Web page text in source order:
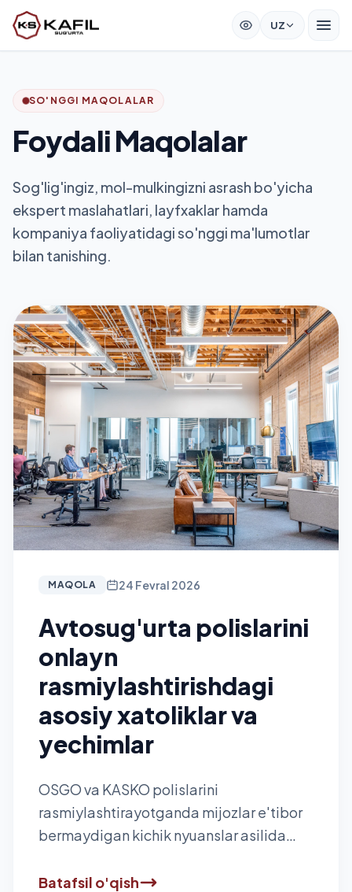
UZ
SO'NGGI MAQOLALAR
Foydali Maqolalar
Sog'lig'ingiz, mol-mulkingizni asrash bo'yicha
ekspert maslahatlari, layfxaklar hamda
kompaniya faoliyatidagi so'nggi ma'lumotlar
bilan tanishing.
MAQOLA 24 Fevral 2026
Avtosug'urta polislarini
onlayn
rasmiylashtirishdagi
asosiy xatoliklar va
yechimlar
OSGO va KASKO polislarini
rasmiylashtirayotganda mijozlar e'tibor
bermaydigan kichik nyuanslar asilida
muammolarga olib kelishi mumkin?
Batafsil o'qish